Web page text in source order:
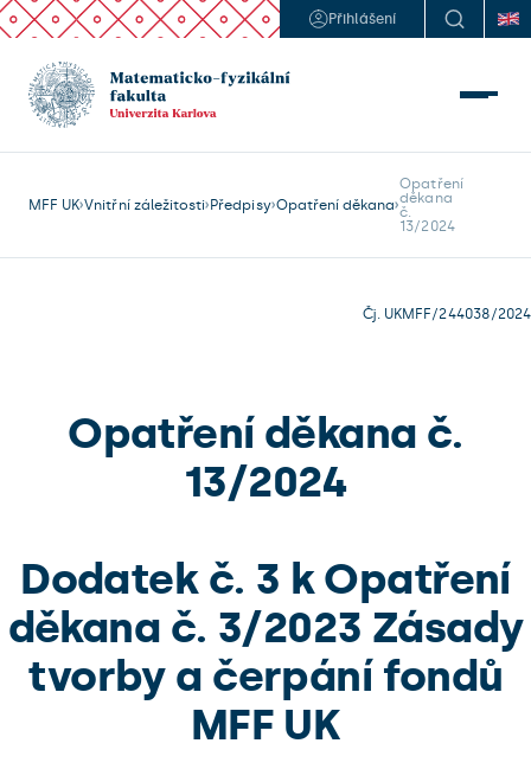
Přihlášení
MFF UK Vnitřní záležitosti Předpisy Opatření děkana
Opatření
děkana
č.
13/2024
Čj. UKMFF/244038/2024
Opatření děkana č.
13/2024
Dodatek č. 3 k Opatření
děkana č. 3/2023 Zásady
tvorby a čerpání fondů
MFF UK